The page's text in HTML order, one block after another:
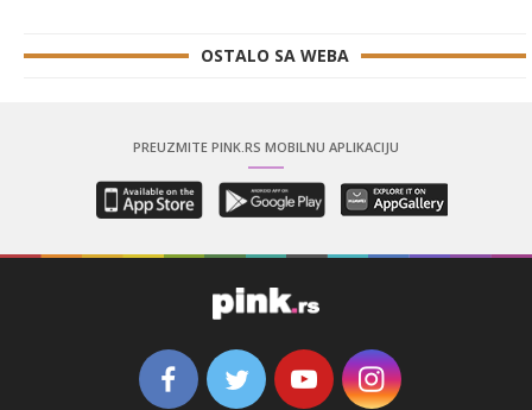
OSTALO SA WEBA
PREUZMITE PINK.RS MOBILNU APLIKACIJU